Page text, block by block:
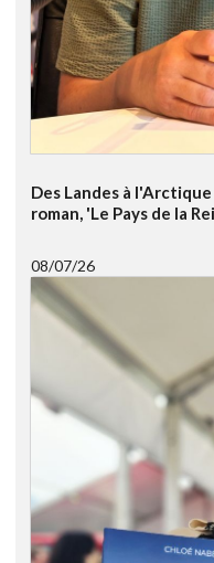
Des Landes à
roman, 'Le Pays de la
08/07/26